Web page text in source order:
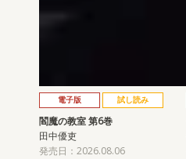
電子版 試し読み
閻魔の教室 第6巻
田中優吏
発売日：2026.08.06